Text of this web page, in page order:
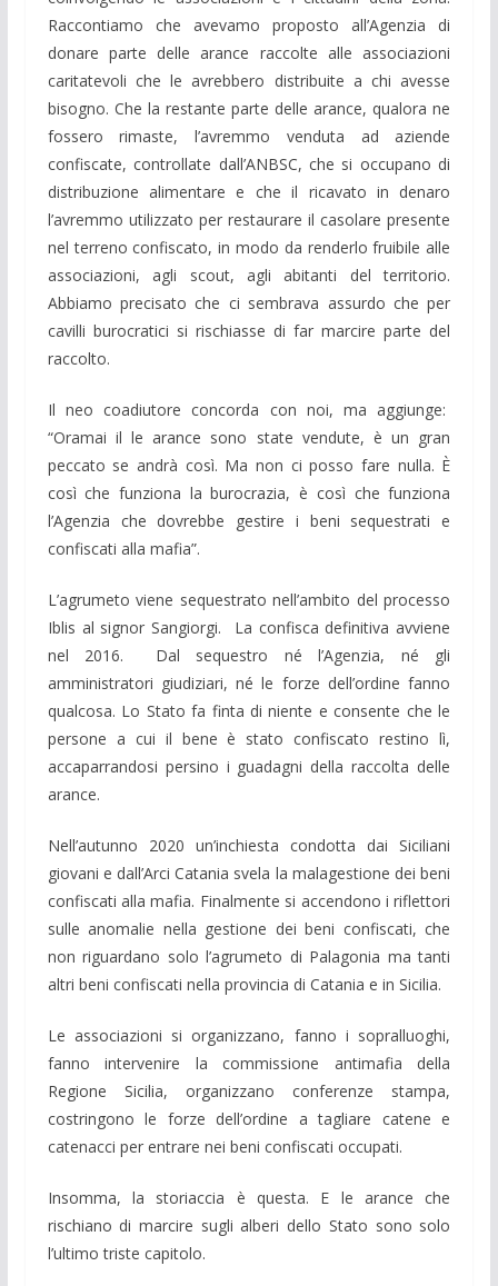
Raccontiamo che avevamo proposto all’Agenzia di
donare parte delle arance raccolte alle associazioni
caritatevoli che le avrebbero distribuite a chi avesse
bisogno. Che la restante parte delle arance, qualora ne
fossero rimaste, l’avremmo venduta ad aziende
confiscate, controllate dall’ANBSC, che si occupano di
distribuzione alimentare e che il ricavato in denaro
l’avremmo utilizzato per restaurare il casolare presente
nel terreno confiscato, in modo da renderlo fruibile alle
associazioni, agli scout, agli abitanti del territorio.
Abbiamo precisato che ci sembrava assurdo che per
cavilli burocratici si rischiasse di far marcire parte del
raccolto.
Il neo coadiutore concorda con noi, ma aggiunge:
“Oramai il le arance sono state vendute, è un gran
peccato se andrà così. Ma non ci posso fare nulla. È
così che funziona la burocrazia, è così che funziona
l’Agenzia che dovrebbe gestire i beni sequestrati e
confiscati alla mafia”.
L’agrumeto viene sequestrato nell’ambito del processo
Iblis al signor Sangiorgi. La confisca definitiva avviene
nel 2016. Dal sequestro né l’Agenzia, né gli
amministratori giudiziari, né le forze dell’ordine fanno
qualcosa. Lo Stato fa finta di niente e consente che le
persone a cui il bene è stato confiscato restino lì,
accaparrandosi persino i guadagni della raccolta delle
arance.
Nell’autunno 2020 un’inchiesta condotta dai Siciliani
giovani e dall’Arci Catania svela la malagestione dei beni
confiscati alla mafia. Finalmente si accendono i riflettori
sulle anomalie nella gestione dei beni confiscati, che
non riguardano solo l’agrumeto di Palagonia ma tanti
altri beni confiscati nella provincia di Catania e in Sicilia.
Le associazioni si organizzano, fanno i sopralluoghi,
fanno intervenire la commissione antimafia della
Regione Sicilia, organizzano conferenze stampa,
costringono le forze dell’ordine a tagliare catene e
catenacci per entrare nei beni confiscati occupati.
Insomma, la storiaccia è questa. E le arance che
rischiano di marcire sugli alberi dello Stato sono solo
l’ultimo triste capitolo.